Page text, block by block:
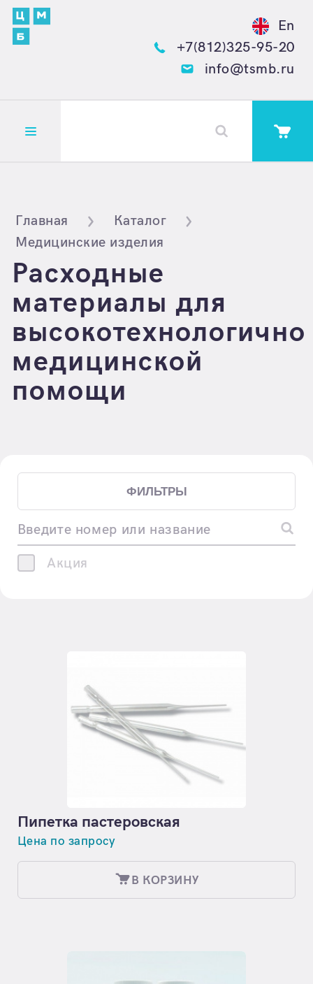
En
+7(812)325-95-20
info@tsmb.ru
Открыть меню
Главная
Каталог
Медицинские изделия
Расходные
материалы для
медицинской
помощи
Введите номер или название
Акция
ФИЛЬТРЫ
Пипетка пастеровская
Цена по запросу
В КОРЗИНУ